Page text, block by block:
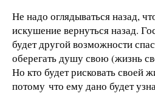
Не надо оглядываться назад,
искушение вернуться назад.
будет другой возможности
оберегать душу свою (жизнь
Но кто будет рисковать своей
потому что ему дано будет